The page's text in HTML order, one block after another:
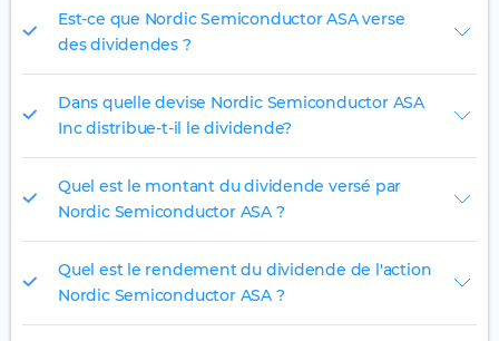
Est-ce que Nordic Semiconductor ASA verse
des dividendes ?
Dans quelle devise Nordic Semiconductor ASA
Inc distribue-t-il le dividende?
Quel est le montant du dividende versé par
Nordic Semiconductor ASA ?
Quel est le rendement du dividende de l'action
Nordic Semiconductor ASA ?